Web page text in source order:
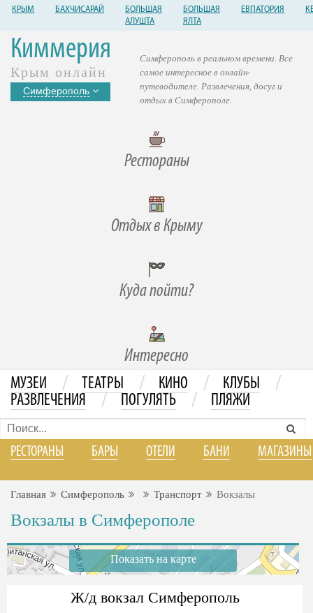
КРЫМ БАХЧИСАРАЙ
БОЛЬШАЯ
АЛУШТА
БОЛЬШАЯ
ЯЛТА
ЕВПАТОРИЯ
Киммерия
Крым онлайн
Симферополь
Рестораны
Отдых в Крыму
Куда пойти?
Интересно
Симферополь в реальном времени. Все
самое интересное в онлайн-
путеводителе. Развлечения, досуг и
отдых в Симферополе.
МУЗЕИ / ТЕАТРЫ / КИНО / КЛУБЫ /
РАЗВЛЕЧЕНИЯ / ПОГУЛЯТЬ / ПЛЯЖИ
РЕСТОРАНЫ БАРЫ ОТЕЛИ БАНИ МАГАЗИНЫ
Главная Симферополь Транспорт Вокзалы
Вокзалы в Симферополе
Показать на карте
Ж/д вокзал Симферополь